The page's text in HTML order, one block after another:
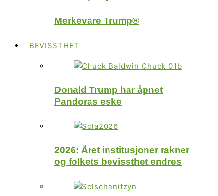
Merkevare Trump®
BEVISSTHET
Donald Trump har åpnet
Pandoras eske
2026: Året institusjoner rakner
og folkets bevissthet endres